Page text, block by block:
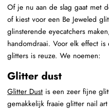
Of je nu aan de slag gaat met
of kiest voor een Be Jeweled
glinsterende eyecatchers
handomdraai. Voor elk effect is
glitters is reuze. We noemen:
Glitter dust
Glitter Dust is een zeer fijne
gemakkelijk fraaie glitter nail